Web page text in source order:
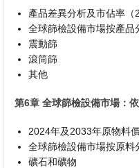
產品差異分析及市佔率（
全球篩檢設備市場按產品
震動篩
滾筒篩
其他
第6章 全球篩檢設備市場：
2024年及2033年原物料
全球篩檢設備市場按原料
礦石和礦物